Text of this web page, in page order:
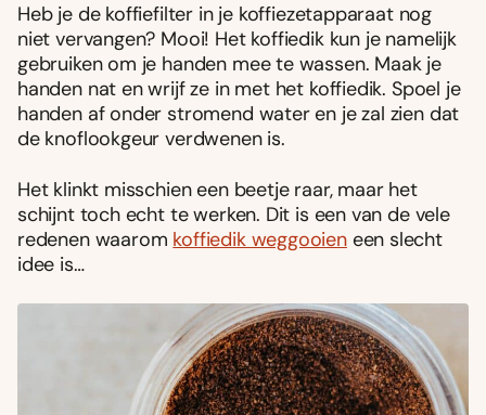
Heb je de koffiefilter in je koffiezetapparaat nog
niet vervangen? Mooi! Het koffiedik kun je namelijk
gebruiken om je handen mee te wassen. Maak je
handen nat en wrijf ze in met het koffiedik. Spoel je
handen af onder stromend water en je zal zien dat
de knoflookgeur verdwenen is.
Het klinkt misschien een beetje raar, maar het
schijnt toch echt te werken. Dit is een van de vele
redenen waarom koffiedik weggooieneen slecht
idee is…